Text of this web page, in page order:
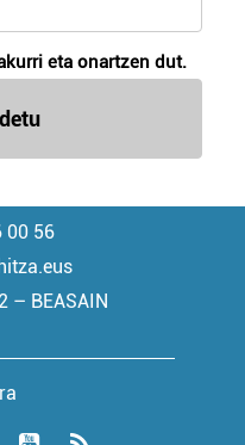
eta onartzen dut.
00 56
– BEASAIN